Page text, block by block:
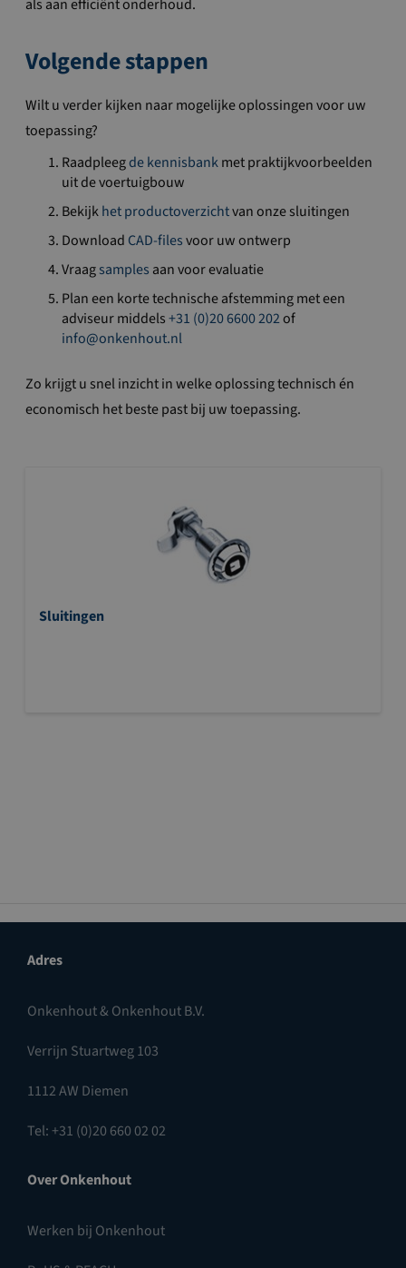
als aan efficiënt onderhoud.
Volgende stappen
Wilt u verder kijken naar mogelijke oplossingen voor uw
toepassing?
Raadpleegde kennisbankmet praktijkvoorbeelden
uit de voertuigbouw
Bekijkhet productoverzichtvan onze sluitingen
Download CAD-filesvoor uw ontwerp
Vraagsamples aan voor evaluatie
Plan een korte technische afstemming met een
adviseur middels+31 (0)20 6600 202of
info@onkenhout.nl
Zo krijgt u snel inzicht in welke oplossing technisch én
economisch het beste past bij uw toepassing.
Sluitingen
Adres
Onkenhout & Onkenhout B.V.
Verrijn Stuartweg 103
1112 AW Diemen
Tel: +31 (0)20 660 02 02
Over Onkenhout
Werken bij Onkenhout